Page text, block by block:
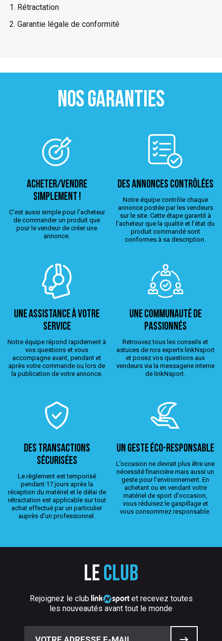
Rétractation
Garantie légale de conformité
NOS GARANTIES
ACHETER/VENDRE
simplement !
C’est aussi simple pour l’acheteur
de commander un produit que
pour le vendeur de créer une
annonce.
Des annonces contrôlées
Notre équipe contrôle chaque
annonce postée par les vendeurs
sur le site. Cette étape garantit à
l’acheteur que la qualité et l’état du
produit commandé sont
conformes à sa description.
Une assistance à votre
service
Notre équipe répond rapidement à
vos questions et vous
accompagne avant, pendant et
après votre commande ou lors de
la publication de votre annonce.
Une Communauté de
passionnés
Retrouvez tous les conseils et
astuces de nos experts linkNsport
et posez vos questions aux
vendeurs via la messagerie interne
de linkNsport.
Des transactions
sécurisées
Le règlement est temporisé
pendant 17 jours après la
réception du matériel et le délai de
rétractation est applicable sur tout
achat effectué par un particulier
auprès d’un professionnel.
Un geste éco-responsable
L’occasion ne devrait plus être une
nécessité financière mais aussi un
geste pour l’environnement. En
achetant ou en vendant votre
matériel de sport d'occasion,
vous réduisez le gaspillage et
vous consommez responsable.
Le club
Rejoignez le club
et recevez toutes
les nouveautés avant tout le monde